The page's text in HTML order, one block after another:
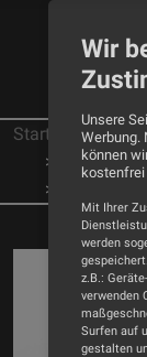
Startseite
Origin
Wir
Unsere
Werbung.
können
kostenfrei
Mit Ihrer
werden
z.B.:
verwenden
Surfen auf
gestalten